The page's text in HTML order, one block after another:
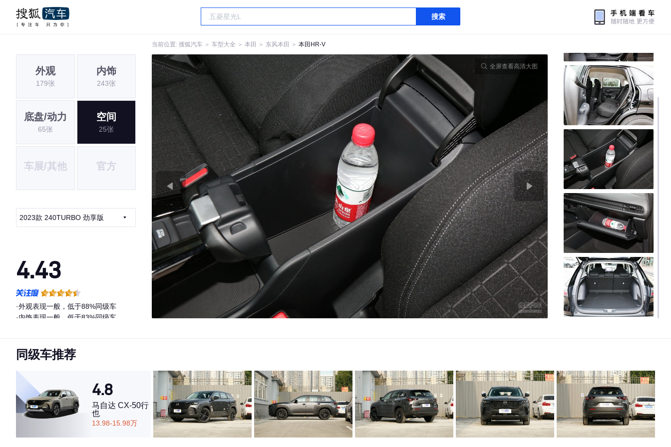
搜索
当前位置: 搜狐汽车 ＞ 车型大全 ＞ 本田 ＞ 东风本田 ＞ 本田HR-V
外观
179张
内饰
243张
底盘/动力
65张
空间
25张
车展/其他 官方
2023款 240TURBO 劲享版
4.43
·外观表现一般，低于88%同级车
·内饰表现一般，低于83%同级车
全屏查看高清大图
同级车推荐
4.8
马自达 CX-50行
也
13.98-15.98万